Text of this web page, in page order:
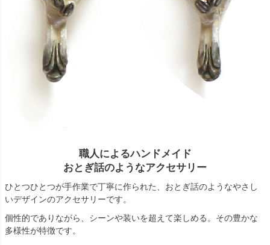
職人によるハンドメイド
おとぎ話のようなアクセサリー
ひとつひとつが手作業で丁寧に作られた、おとぎ話のようなやさし
いデザインのアクセサリーです。
個性的でありながら、シーンや装いを超えて楽しめる。その豊かな
多様性が特徴です。